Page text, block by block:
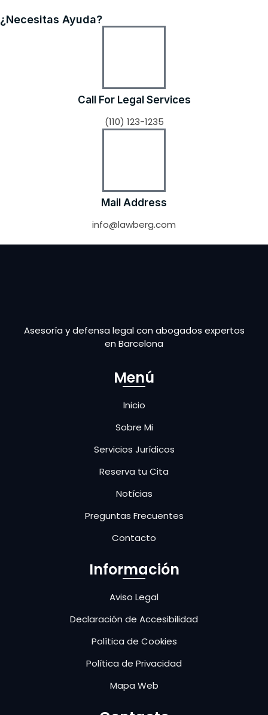
¿Necesitas Ayuda?
Call For Legal Services
(110) 123-1235
Mail Address
info@lawberg.com
Asesoría y defensa legal con abogados expertos
en Barcelona
Menú
Inicio
Sobre Mi
Servicios Jurídicos
Reserva tu Cita
Notícias
Preguntas Frecuentes
Contacto
Información
Aviso Legal
Declaración de Accesibilidad
Política de Cookies
Política de Privacidad
Mapa Web